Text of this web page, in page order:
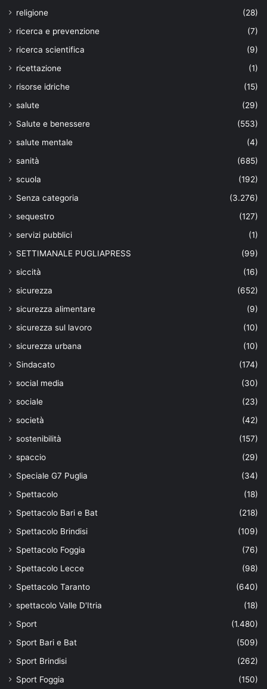
religione
(28)
ricerca e prevenzione
(7)
ricerca scientifica
(9)
ricettazione
(1)
risorse idriche
(15)
salute
(29)
Salute e benessere
(553)
salute mentale
(4)
sanità
(685)
scuola
(192)
Senza categoria
(3.276)
sequestro
(127)
servizi pubblici
(1)
SETTIMANALE PUGLIAPRESS
(99)
siccità
(16)
sicurezza
(652)
sicurezza alimentare
(9)
sicurezza sul lavoro
(10)
sicurezza urbana
(10)
Sindacato
(174)
social media
(30)
sociale
(23)
società
(42)
sostenibilità
(157)
spaccio
(29)
Speciale G7 Puglia
(34)
Spettacolo
(18)
Spettacolo Bari e Bat
(218)
Spettacolo Brindisi
(109)
Spettacolo Foggia
(76)
Spettacolo Lecce
(98)
Spettacolo Taranto
(640)
spettacolo Valle D'Itria
(18)
Sport
(1.480)
Sport Bari e Bat
(509)
Sport Brindisi
(262)
Sport Foggia
(150)